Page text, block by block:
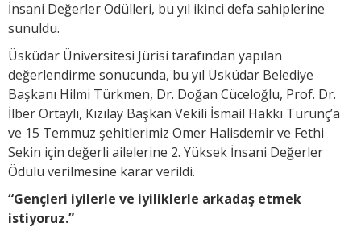
İnsani Değerler Ödülleri, bu yıl ikinci defa sahiplerine
sunuldu.
Üsküdar Üniversitesi Jürisi tarafından yapılan
değerlendirme sonucunda, bu yıl Üsküdar Belediye
Başkanı Hilmi Türkmen, Dr. Doğan Cüceloğlu, Prof. Dr.
İlber Ortaylı, Kızılay Başkan Vekili İsmail Hakkı Turunç’a
ve 15 Temmuz şehitlerimiz Ömer Halisdemir ve Fethi
Sekin için değerli ailelerine 2. Yüksek İnsani Değerler
Ödülü verilmesine karar verildi.
“Gençleri iyilerle ve iyiliklerle arkadaş etmek
istiyoruz.”